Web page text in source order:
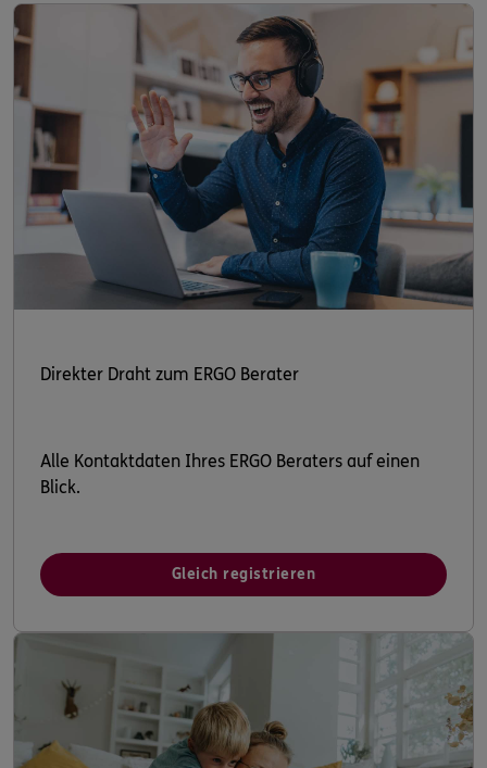
Direkter Draht zum ERGO Berater
Alle Kontaktdaten Ihres ERGO Beraters auf einen
Blick.
Gleich registrieren